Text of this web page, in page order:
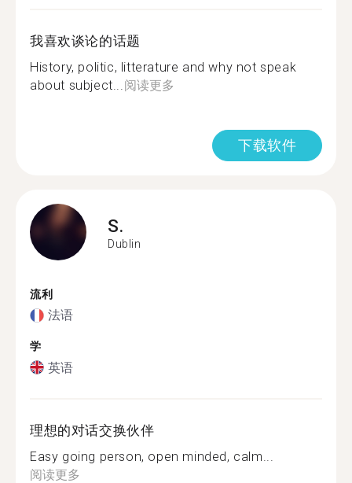
我喜欢谈论的话题
History, politic, litterature and why not speak
about subject... 阅读更多
下载软件
S.
Dublin
流利
法语
学
英语
理想的对话交换伙伴
Easy going person, open minded, calm...
阅读更多